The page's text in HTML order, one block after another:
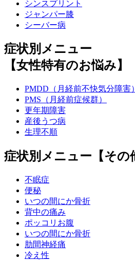
シンスプリント
ジャンパー膝
シーバー病
症状別メニュー
【女性特有のお悩み】
PMDD（月経前不快気分障害）
PMS（月経前症候群）
更年期障害
産後うつ病
生理不順
症状別メニュー【その
不眠症
便秘
いつの間にか骨折
背中の痛み
ポッコリお腹
いつの間にか骨折
肋間神経痛
冷え性